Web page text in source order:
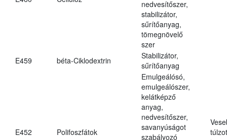
nedvesítőszer,
stabilizátor,
sűrítőanyag,
tömegnövelő
szer
E459
béta-Ciklodextrin
Stabilizátor,
sűrítőanyag
E452 Polifoszfátok
Emulgeálósó,
emulgeálószer,
kelátképző
anyag,
nedvesítőszer,
savanyúságot
szabályozó